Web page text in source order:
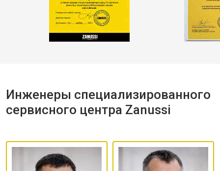
Инженеры специализированного
сервисного центра Zanussi